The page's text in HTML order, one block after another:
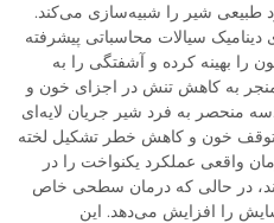
طبیعی شیر را شبیه‌سازی می‌کند.
دینامیک سیالات محاسباتی پیشرفته
را بهینه کرده و آشفتگی را به
منجر به کاهش تنش در اجزای خون و
منحصر به فرد شیر جریان لایه‌ای
توقف خون و کاهش خطر تشکیل لخته
واقعی عملکرد یکنواخت را در
در حالی که درمان سطحی خاص
را افزایش می‌دهد. این